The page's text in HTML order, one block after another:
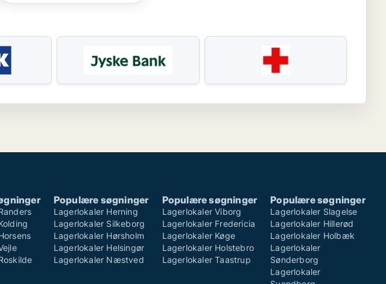
Populære søgninger
Lagerlokaler Herning
Lagerlokaler Silkeborg
Lagerlokaler Hørsholm
Lagerlokaler Helsingør
Lagerlokaler Næstved
Populære søgninger
Lagerlokaler Viborg
Lagerlokaler Fredericia
Lagerlokaler Køge
Lagerlokaler Holstebro
Lagerlokaler Taastrup
Populære søgninger
Lagerlokaler Slagelse
Lagerlokaler Hillerød
Lagerlokaler Holbæk
Lagerlokaler
Sønderborg
Lagerlokaler